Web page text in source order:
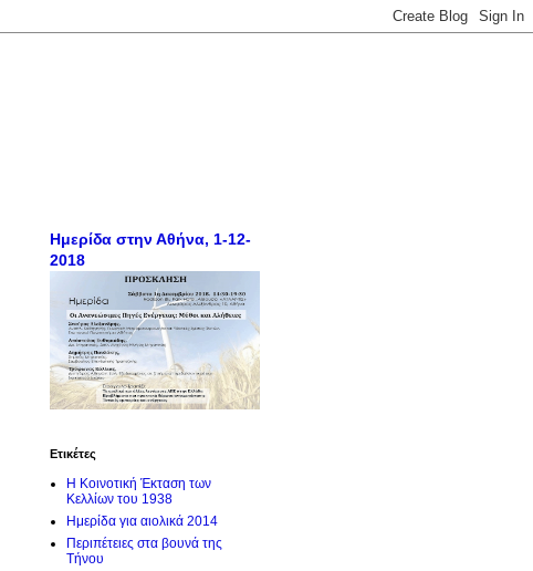
Ημερίδα στην Αθήνα, 1-12-
2018
Ετικέτες
Η Κοινοτική Έκταση των
Κελλίων του 1938
Ημερίδα για αιολικά 2014
Περιπέτειες στα βουνά της
Τήνου